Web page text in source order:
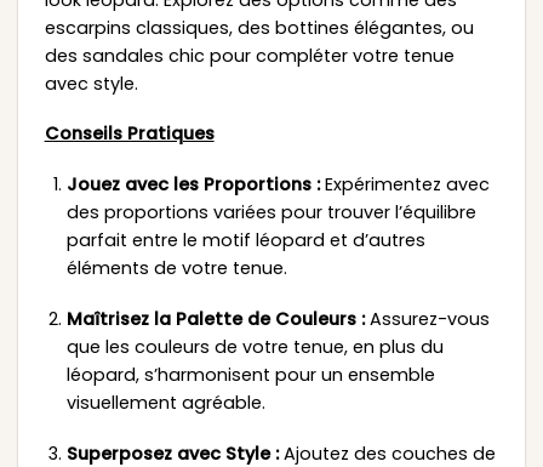
escarpins classiques, des bottines élégantes, ou
des sandales chic pour compléter votre tenue
avec style.
Conseils Pratiques
Jouez avec les Proportions :Expérimentez avec
des proportions variées pour trouver l’équilibre
parfait entre le motif léopard et d’autres
éléments de votre tenue.
Maîtrisez la Palette de Couleurs :Assurez-vous
que les couleurs de votre tenue, en plus du
léopard, s’harmonisent pour un ensemble
visuellement agréable.
Superposez avec Style :Ajoutez des couches de